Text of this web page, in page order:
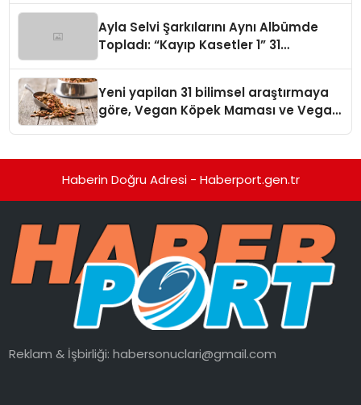
Ayla Selvi Şarkılarını Aynı Albümde
Topladı: “Kayıp Kasetler 1” 31
Yeni yapilan 31 bilimsel araştırmaya
göre, Vegan Köpek Maması ve Vegan
Haberin Doğru Adresi - Haberport.gen.tr
Reklam & İşbirliği:habersonuclari@gmail.com